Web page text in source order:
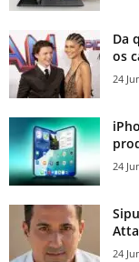
Da
os
24
24
24